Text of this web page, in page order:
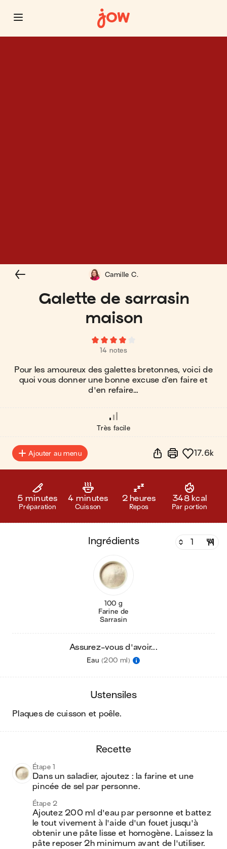
Galette de sarrasin
maison
14 notes
Pour les amoureux des galettes bretonnes, voici de
quoi vous donner une bonne excuse d’en faire et
d'en refaire…
Camille C.
Très facile
Ajouter au menu 17.6k
5 minutes
Préparation
4 minutes
Cuisson
2 heures
Repos
348 kcal
Par portion
ingrédients
100 g
Farine de
Sarrasin
Assurez-vous d'avoir...
Eau (200 ml)
ustensiles
plaques de cuisson et poêle.
recette
Étape 1
Dans un saladier, ajoutez : la farine et une
pincée de sel par personne.
Étape 2
Ajoutez 200 ml d'eau par personne et battez
le tout vivement à l'aide d'un fouet jusqu'à
obtenir une pâte lisse et homogène. Laissez la
pâte reposer 2h minimum avant de l'utiliser.